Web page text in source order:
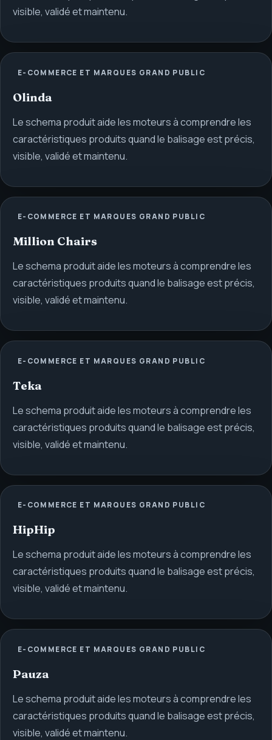
visible, validé et maintenu.
E-COMMERCE ET MARQUES GRAND PUBLIC
Olinda
Le schema produit aide les moteurs à comprendre les
caractéristiques produits quand le balisage est précis,
visible, validé et maintenu.
E-COMMERCE ET MARQUES GRAND PUBLIC
Million Chairs
Le schema produit aide les moteurs à comprendre les
caractéristiques produits quand le balisage est précis,
visible, validé et maintenu.
E-COMMERCE ET MARQUES GRAND PUBLIC
Teka
Le schema produit aide les moteurs à comprendre les
caractéristiques produits quand le balisage est précis,
visible, validé et maintenu.
E-COMMERCE ET MARQUES GRAND PUBLIC
HipHip
Le schema produit aide les moteurs à comprendre les
caractéristiques produits quand le balisage est précis,
visible, validé et maintenu.
E-COMMERCE ET MARQUES GRAND PUBLIC
Pauza
Le schema produit aide les moteurs à comprendre les
caractéristiques produits quand le balisage est précis,
visible, validé et maintenu.